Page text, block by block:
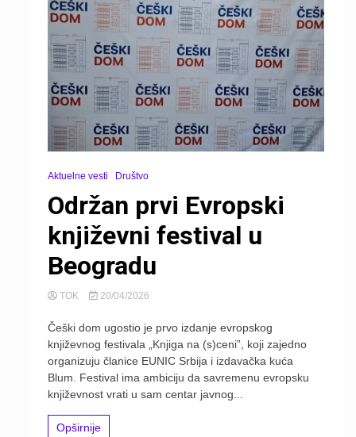
Aktuelne vesti Društvo
Održan prvi Evropski
književni festival u
Beogradu
TOK 20/04/2026
Češki dom ugostio je prvo izdanje evropskog
književnog festivala „Knjiga na (s)ceni”, koji zajedno
organizuju članice EUNIC Srbija i izdavačka kuća
Blum. Festival ima ambiciju da savremenu evropsku
književnost vrati u sam centar javnog...
Opširnije